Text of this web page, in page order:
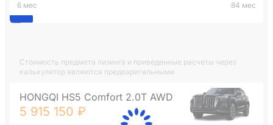
6 мес 84 мес
Стоимость предмета лизинга и приведенные расчеты через
калькулятор являются предварительными
HONGQI HS5 Comfort 2.0T AWD
5 915 150 ₽